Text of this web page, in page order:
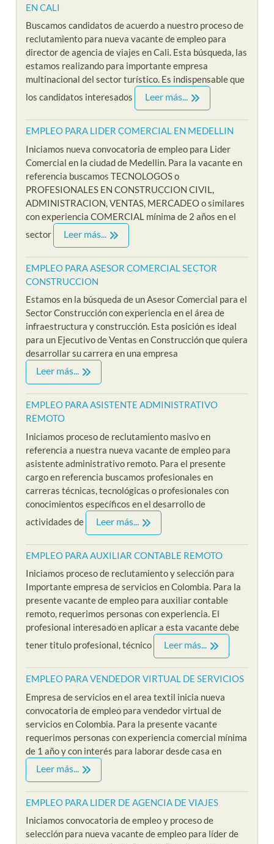
EN CALI
Buscamos candidatos de acuerdo a nuestro proceso de
reclutamiento para nueva vacante de empleo para
director de agencia de viajes en Cali. Esta búsqueda, las
estamos realizando para importante empresa
multinacional del sector turístico. Es indispensable que
los candidatos interesados
Leer más...
EMPLEO PARA LIDER COMERCIAL EN MEDELLIN
Iniciamos nueva convocatoria de empleo para Lider
Comercial en la ciudad de Medellin. Para la vacante en
referencia buscamos TECNOLOGOS o
PROFESIONALES EN CONSTRUCCION CIVIL,
ADMINISTRACION, VENTAS, MERCADEO o similares
con experiencia COMERCIAL mínima de 2 años en el
sector
Leer más...
EMPLEO PARA ASESOR COMERCIAL SECTOR
CONSTRUCCION
Estamos en la búsqueda de un Asesor Comercial para el
Sector Construcción con experiencia en el área de
infraestructura y construcción. Esta posición es ideal
para un Ejecutivo de Ventas en Construcción que quiera
desarrollar su carrera en una empresa
Leer más...
EMPLEO PARA ASISTENTE ADMINISTRATIVO
REMOTO
Iniciamos proceso de reclutamiento masivo en
referencia a nuestra nueva vacante de empleo para
asistente administrativo remoto. Para el presente
cargo en referencia buscamos profesionales en
carreras técnicas, tecnológicas o profesionales con
conocimientos específicos en el desarrollo de
actividades de
Leer más...
EMPLEO PARA AUXILIAR CONTABLE REMOTO
Iniciamos proceso de reclutamiento y selección para
Importante empresa de servicios en Colombia. Para la
presente vacante de empleo para auxiliar contable
remoto, requerimos personas con experiencia. El
profesional interesado en aplicar a esta vacante debe
tener titulo profesional, técnico
Leer más...
EMPLEO PARA VENDEDOR VIRTUAL DE SERVICIOS
Empresa de servicios en el area textil inicia nueva
convocatoria de empleo para vendedor virtual de
servicios en Colombia. Para la presente vacante
requerimos personas con experiencia comercial mínima
de 1 año y con interés para laborar desde casa en
Leer más...
EMPLEO PARA LIDER DE AGENCIA DE VIAJES
Iniciamos convocatoria de empleo y proceso de
selección para nueva vacante de empleo para líder de